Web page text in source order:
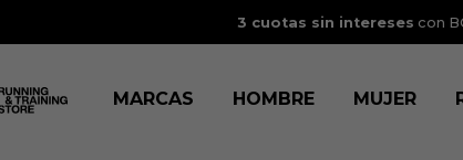
3 cuotas sin intereses con
MARCAS HOMBRE MUJER